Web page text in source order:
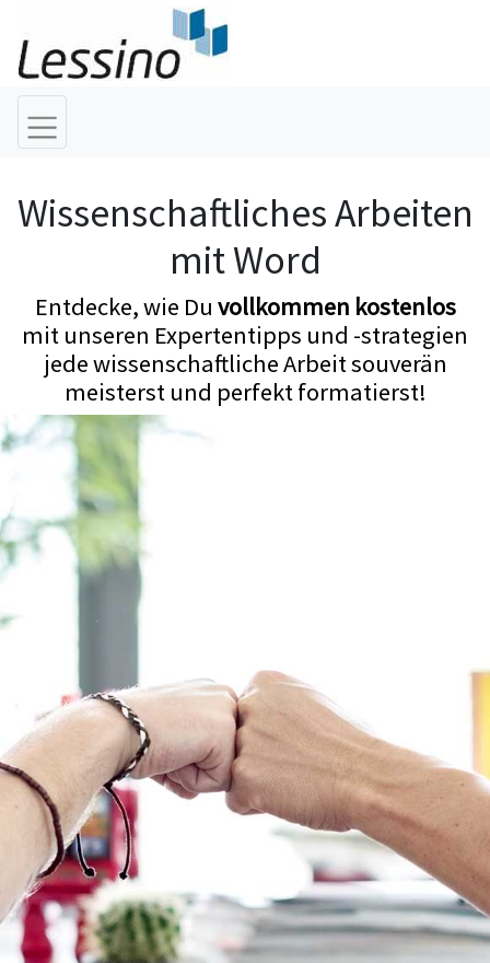
Wissenschaftliches Arbeiten
mit Word
Entdecke, wie Du vollkommen kostenlos
mit unseren Expertentipps und -strategien
jede wissenschaftliche Arbeit souverän
meisterst und perfekt formatierst!